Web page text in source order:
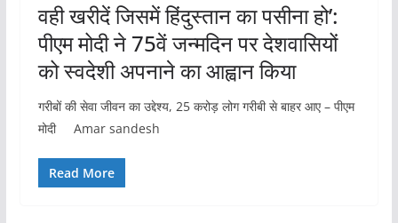
वही खरीदें जिसमें हिंदुस्तान का पसीना हो’:
पीएम मोदी ने 75वें जन्मदिन पर देशवासियों
को स्वदेशी अपनाने का आह्वान किया
गरीबों की सेवा जीवन का उद्देश्य, 25 करोड़ लोग गरीबी से बाहर आए – पीएम
मोदी Amar sandesh
Read More